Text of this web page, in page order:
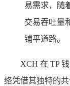
易需求，随
交易吞吐量
铺平道路。
XCH 在 TP
络凭借其独特的